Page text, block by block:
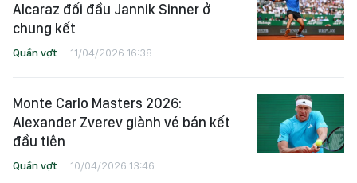
Alcaraz đối đầu Jannik Sinner ở
chung kết
Quần vợt 11/04/2026 16:38
Monte Carlo Masters 2026:
Alexander Zverev giành vé bán kết
đầu tiên
Quần vợt 10/04/2026 13:46